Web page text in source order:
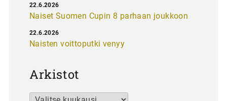
Naiset Suomen Cupin 8 parhaan joukkoon
22.6.2026
Naisten voittoputki venyy
22.6.2026
Arkistot
Arkistot